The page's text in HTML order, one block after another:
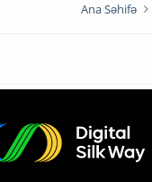
Ana Səhifə